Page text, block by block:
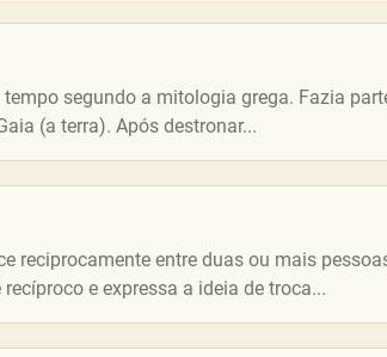
segundo a mitologia grega. Fazia
(a terra). Após destronar...
reciprocamente entre duas ou mais
e expressa a ideia de troca...